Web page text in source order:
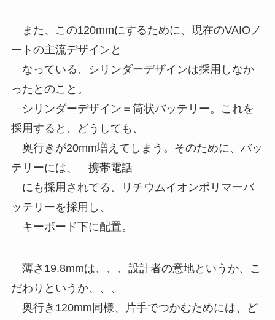
また、この120mmにするために、現在のVAIOノ
ートの主流デザインと
なっている、シリンダーデザインは採用しなか
ったとのこと。
シリンダーデザイン＝筒状バッテリー。これを
採用すると、どうしても、
奥行きが20mm増えてしまう。そのために、バッ
テリーには、 携帯電話
にも採用されてる、リチウムイオンポリマーバ
ッテリーを採用し、
キーボード下に配置。
薄さ19.8mmは、、、設計者の意地というか、こ
だわりというか、、、
奥行き120mm同様、片手でつかむためには、ど